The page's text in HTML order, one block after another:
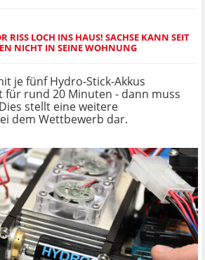
RISS LOCH INS HAUS! SACHSE KANN SEIT
NICHT IN SEINE WOHNUNG
je fünf Hydro-Stick-Akkus
für rund 20 Minuten - dann muss
stellt eine weitere
dem Wettbewerb dar.